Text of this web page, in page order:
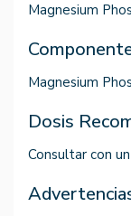
Magnesium
Magnesium
Dosis
Consultar con